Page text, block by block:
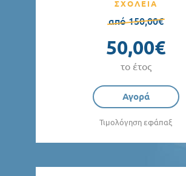
ΣΧΟΛΕΙΑ
από 150,00€
50,00€
το έτος
Αγορά
Τιμολόγηση εφάπαξ